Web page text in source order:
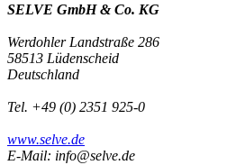
SELVE GmbH & Co. KG
Werdohler Landstraße 286
58513 Lüdenscheid
Deutschland
Tel. +49 (0) 2351 925-0
www.selve.de
E-Mail: info@selve.de